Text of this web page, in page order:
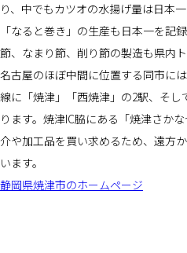
り、中でもカツオの水揚げ量は日本
「なると巻き」の生産も日本一を記
節、なまり節、削り節の製造も県内
名古屋のほぼ中間に位置する同市に
線に「焼津」「西焼津」の2駅、そし
ります。焼津IC脇にある「焼津さか
介や加工品を買い求めるため、遠方
います。
静岡県焼津市のホームページ